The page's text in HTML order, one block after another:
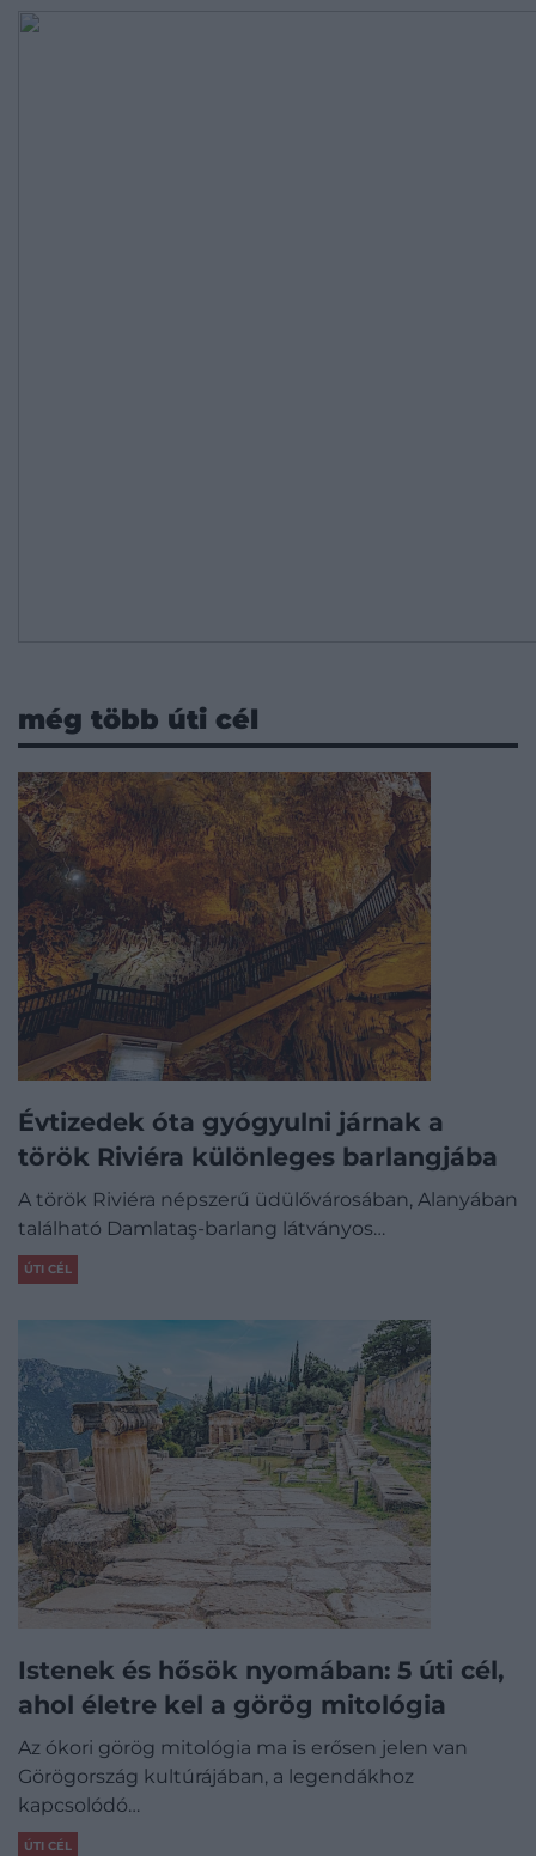
még több úti cél
Évtizedek óta gyógyulni járnak a
török Riviéra különleges barlangjába
A török Riviéra népszerű üdülővárosában, Alanyában
található Damlataş-barlang látványos…
ÚTI CÉL
Istenek és hősök nyomában: 5 úti cél,
ahol életre kel a görög mitológia
Az ókori görög mitológia ma is erősen jelen van
Görögország kultúrájában, a legendákhoz
kapcsolódó…
ÚTI CÉL